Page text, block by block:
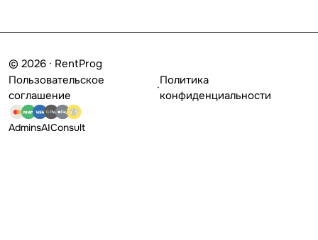
© 2026 · RentProg
Пользовательское
соглашение
·
Политика
конфиденциальности
AdminsAIConsult